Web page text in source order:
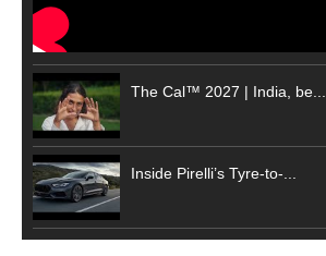
The Cal™ 2027 | India, be...
Inside Pirelli’s Tyre-to-...